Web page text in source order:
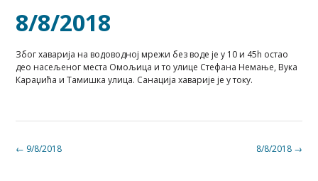
8/8/2018
Због хаварија на водоводној мрежи без воде је у 10 и 45h остао
део насељеног места Омољица и то улице Стефана Немање, Вука
Караџића и Тамишка улица. Санација хаварије је у току.
Post 8/8/2018 →
← 9/8/2018